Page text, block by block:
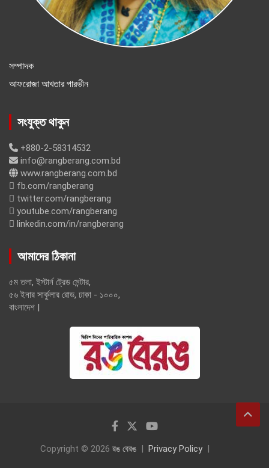
সম্পাদক
আফরোজা আখতার পারভীন
সংযুক্ত থাকুন
+880-2-58314532
info@rangberang.com.bd
www.rangberang.com.bd
fb.com/rangberang
twitter.com/rangberang
youtube.com/rangberang
linkedin.com/in/rangberang
আমাদের ঠিকানা
৫ম তলা, ইস্টার্ন ট্রেড সেন্টার,
৫৬ ইনার সার্কুলার রোড, ঢাকা - ১০০০,
বাংলাদেশ |
Copyright © 2026 রঙ বেরঙ Privacy Policy